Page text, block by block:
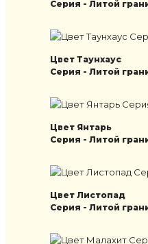
Серия - Литой
Цвет Таунхаус
Серия - Литой
Цвет Янтарь
Серия - Литой
Цвет Листопад
Серия - Литой